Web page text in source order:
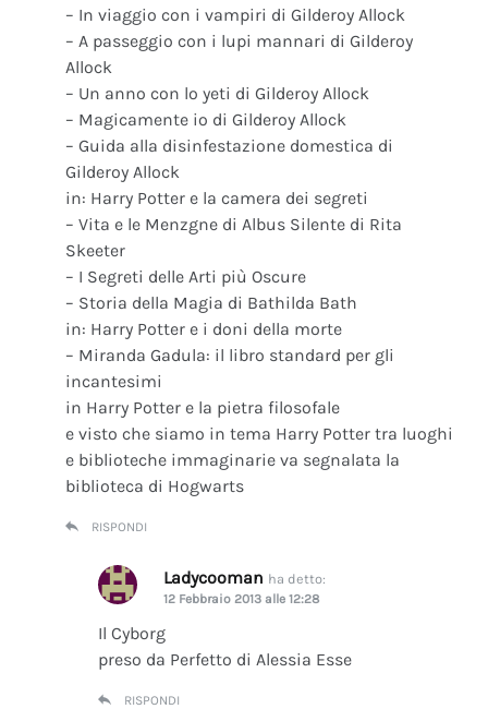
– In viaggio con i vampiri di Gilderoy Allock
– A passeggio con i lupi mannari di Gilderoy
Allock
– Un anno con lo yeti di Gilderoy Allock
– Magicamente io di Gilderoy Allock
– Guida alla disinfestazione domestica di
Gilderoy Allock
in: Harry Potter e la camera dei segreti
– Vita e le Menzgne di Albus Silente di Rita
Skeeter
– I Segreti delle Arti più Oscure
– Storia della Magia di Bathilda Bath
in: Harry Potter e i doni della morte
– Miranda Gadula: il libro standard per gli
incantesimi
in Harry Potter e la pietra filosofale
e visto che siamo in tema Harry Potter tra luoghi
e biblioteche immaginarie va segnalata la
biblioteca di Hogwarts
RISPONDI
Ladycooman ha detto:
12 Febbraio 2013 alle 12:28
Il Cyborg
preso da Perfetto di Alessia Esse
RISPONDI